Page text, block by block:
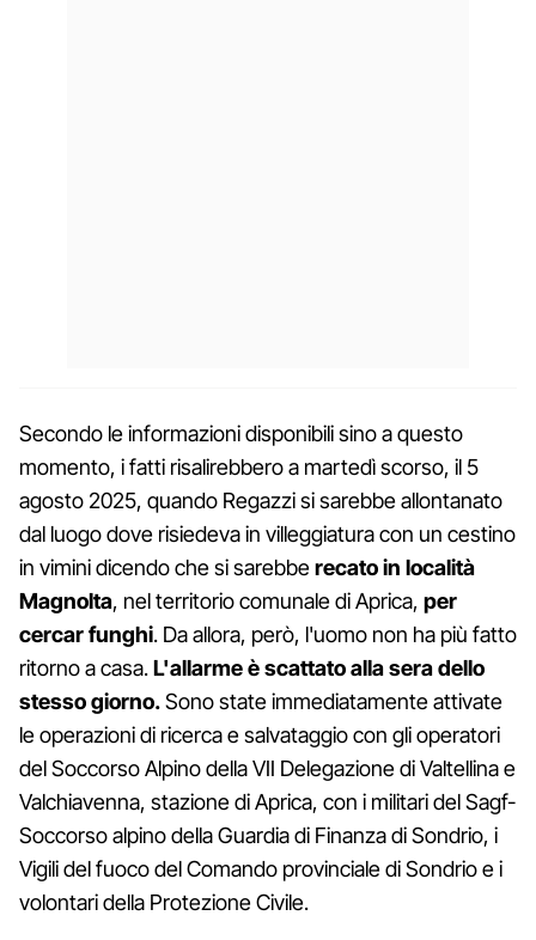
Secondo le informazioni disponibili sino a questo
momento, i fatti risalirebbero a martedì scorso, il 5
agosto 2025, quando Regazzi si sarebbe allontanato
dal luogo dove risiedeva in villeggiatura con un cestino
in vimini dicendo che si sarebberecato in località
Magnolta, nel territorio comunale di Aprica, per
cercar funghi. Da allora, però, l'uomo non ha più fatto
ritorno a casa.L'allarme è scattato alla sera dello
stesso giorno.Sono state immediatamente attivate
le operazioni di ricerca e salvataggio con gli operatori
del Soccorso Alpino della VII Delegazione di Valtellina e
Valchiavenna, stazione di Aprica, con i militari del Sagf-
Soccorso alpino della Guardia di Finanza di Sondrio, i
Vigili del fuoco del Comando provinciale di Sondrio e i
volontari della Protezione Civile.